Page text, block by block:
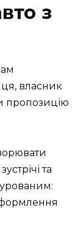
з
власник
пропозицію
та